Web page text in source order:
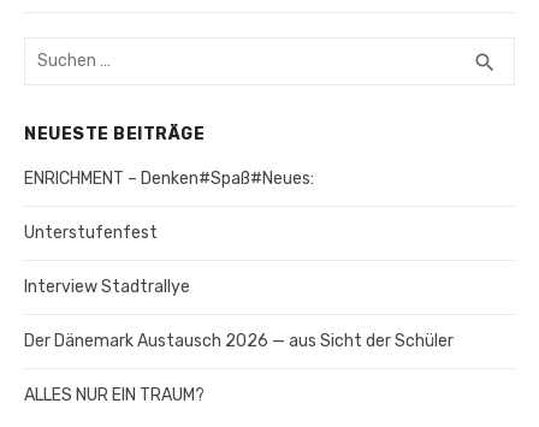
Suchen
search
NEUESTE BEITRÄGE
ENRICHMENT – Denken#Spaß#Neues:
Unterstufenfest
Interview Stadtrallye
Der Dänemark Austausch 2026 — aus Sicht der Schüler
ALLES NUR EIN TRAUM?